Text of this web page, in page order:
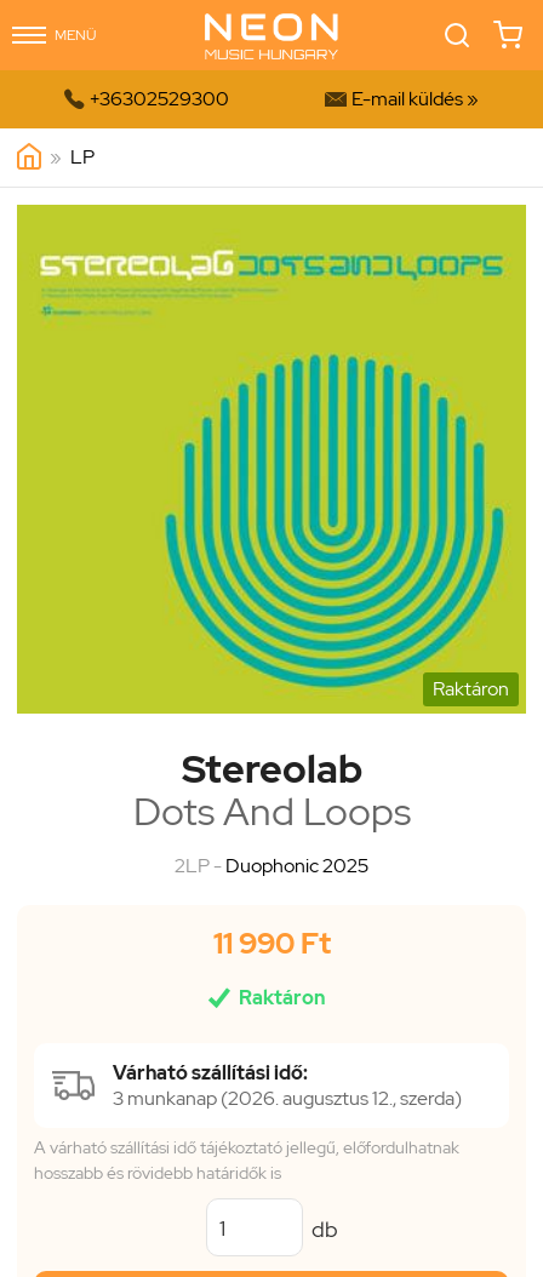
MENÜ
 +36302529300  E-mail küldés »
» LP
Raktáron
Stereolab
Dots And Loops
2LP -Duophonic 2025
11 990 Ft
 Raktáron
Várható szállítási idő:
3 munkanap (2026. augusztus 12., szerda)
A várható szállítási idő tájékoztató jellegű, előfordulhatnak
hosszabb és rövidebb határidők is
db